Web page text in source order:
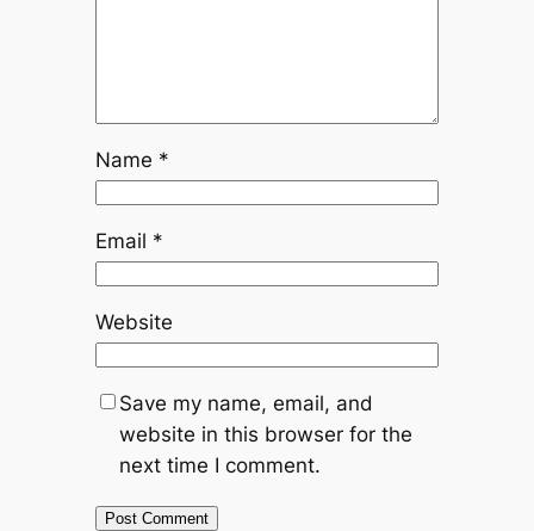
Name *
Email *
Website
Save my name, email, and
website in this browser for the
next time I comment.